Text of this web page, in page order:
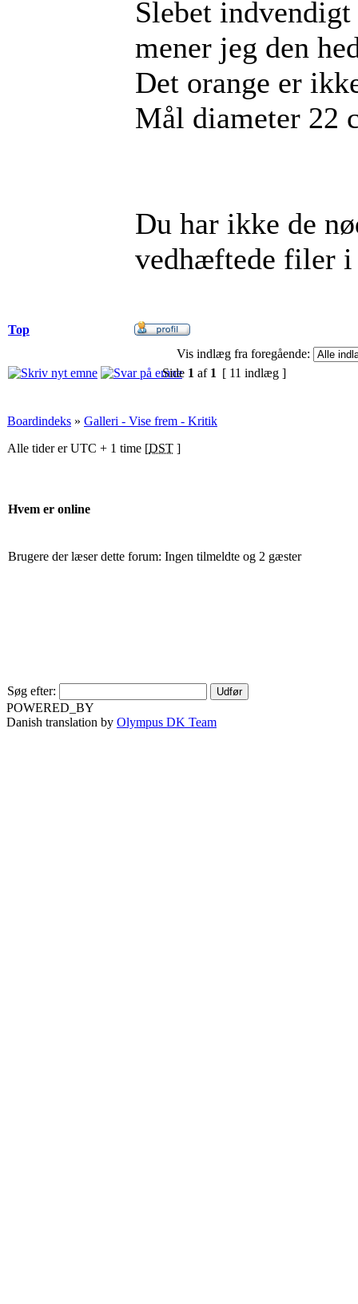
Slebet
mener jeg den
Det orange er
Mål diameter 22
Du har ikke de
vedhæftede filer
Top
Vis indlæg fra foregående:
Side 1 af 1 [ 11 indlæg ]
Boardindeks » Galleri - Vise frem - Kritik
Alle tider er UTC + 1 time [DST ]
Hvem er online
Brugere der læser dette forum: Ingen tilmeldte og 2 gæster
Søg efter:
POWERED_BY
Danish translation by Olympus DK Team